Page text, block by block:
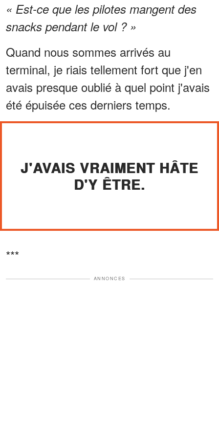
« Est-ce que les pilotes mangent des
snacks pendant le vol ? »
Quand nous sommes arrivés au
terminal, je riais tellement fort que j'en
avais presque oublié à quel point j'avais
été épuisée ces derniers temps.
J'AVAIS VRAIMENT HÂTE
D'Y ÊTRE.
***
ANNONCES